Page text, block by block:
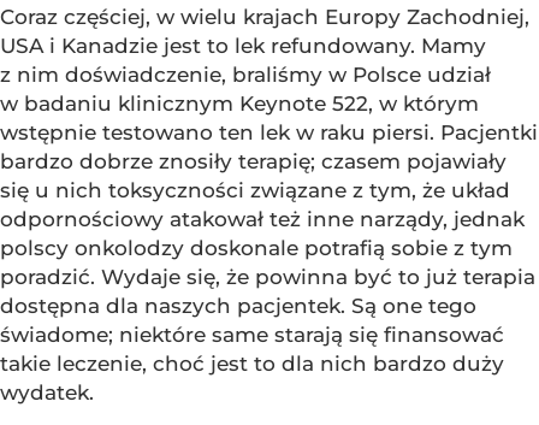
Coraz częściej, w wielu krajach Europy Zachodniej,
USA i Kanadzie jest to lek refundowany. Mamy
z nim doświadczenie, braliśmy w Polsce udział
w badaniu klinicznym Keynote 522, w którym
wstępnie testowano ten lek w raku piersi. Pacjentki
bardzo dobrze znosiły terapię; czasem pojawiały
się u nich toksyczności związane z tym, że układ
odpornościowy atakował też inne narządy, jednak
polscy onkolodzy doskonale potrafią sobie z tym
poradzić. Wydaje się, że powinna być to już terapia
dostępna dla naszych pacjentek. Są one tego
świadome; niektóre same starają się finansować
takie leczenie, choć jest to dla nich bardzo duży
wydatek.